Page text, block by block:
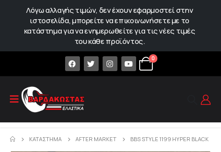
Λόγω αλλαγής τιμών, δεν έχουν εφαρμοστεί στην
ιστοσελίδα, μπορείτε να επικοινωνήσετε με το
κατάστημα για να ενημερωθείτε για τις νέες τιμές
του κάθε προϊόντος.
0
ΚΑΤΆΣΤΗΜΑ AFTER MARKET BBS STYLE 1199 HYPER BLACK